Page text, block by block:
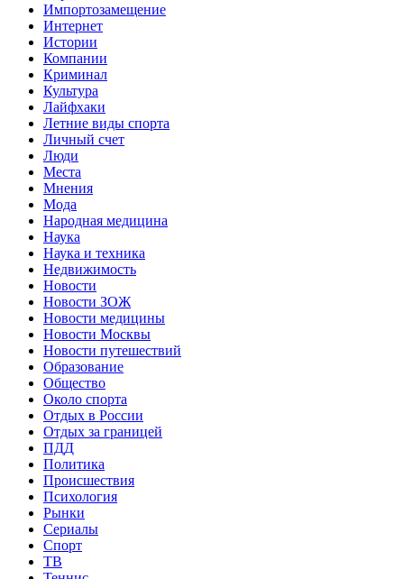
Импортозамещение
Интернет
Истории
Компании
Криминал
Культура
Лайфхаки
Летние виды спорта
Личный счет
Люди
Места
Мнения
Мода
Народная медицина
Наука
Наука и техника
Недвижимость
Новости
Новости ЗОЖ
Новости медицины
Новости Москвы
Новости путешествий
Образование
Общество
Около спорта
Отдых в России
Отдых за границей
ПДД
Политика
Происшествия
Психология
Рынки
Сериалы
Спорт
ТВ